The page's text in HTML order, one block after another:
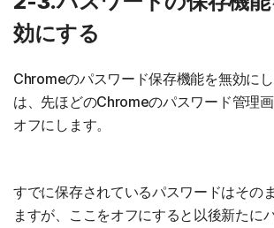
効にする
Chromeのパスワード保存機能を無効に
は、先ほどのChromeのパスワード管理
オフにします。
すでに保存されているパスワードはその
ますが、ここをオフにすると以後新たに